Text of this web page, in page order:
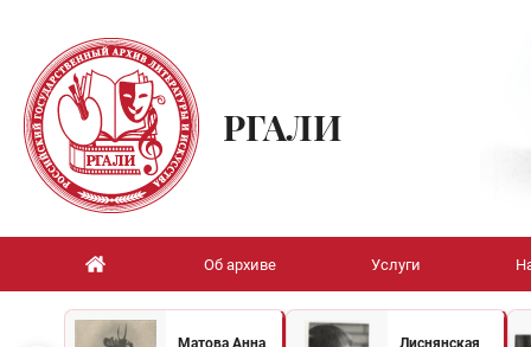
РГАЛИ
Об архиве Услуги
Матова Анна
Лиснянская